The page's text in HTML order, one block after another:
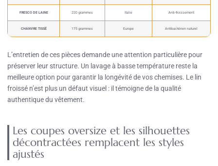
FRESCO DE LAINE 220 grammes Italie Anti-froissement
CHANVRE TISSÉ 175 grammes Europe Antibactérien naturel
L’entretien de ces pièces demande une attention particulière pour
préserver leur structure. Un lavage à basse température reste la
meilleure option pour garantir la longévité de vos chemises. Le lin
froissé n’est plus un défaut visuel : il témoigne de la qualité
authentique du vêtement.
Les coupes oversize et les silhouettes
décontractées remplacent les styles
ajustés